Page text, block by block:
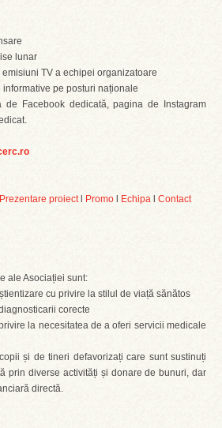
lunar
TV a echipei organizatoare
pe posturi naționale
de Facebook dedicată, pagina de Instagram
Prezentare proiectl Promo Echipa Contact
ale Asociației sunt:
cu privire la stilul de viață sănătos
corecte
la necesitatea de a oferi servicii medicale
și de tineri defavorizați care sunt sustinuți
prin diverse activități și donare de bunuri, dar
directă.